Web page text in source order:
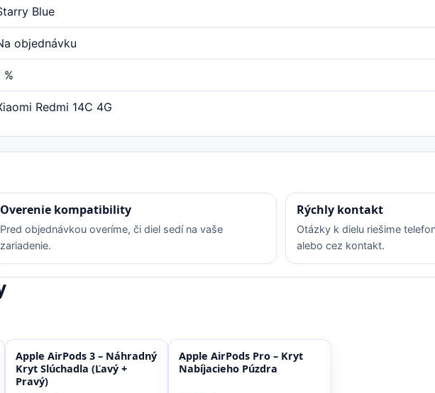
Blue
objednávku
%
Redmi 14C 4G
Overenie kompatibility
Pred objednávkou overíme, či diel sedí na vaše
zariadenie.
Rýchly kontakt
Otázky k dielu riešime
alebo cez kontakt.
Apple AirPods 3 – Náhradný
Kryt Slúchadla (Ľavý +
Pravý)
Apple AirPods Pro – Kryt
Nabíjacieho Púzdra